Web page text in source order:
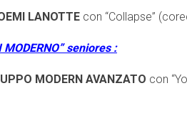
LANOTTE con “Collapse”
MODERNO” seniores :
MODERN AVANZATO con